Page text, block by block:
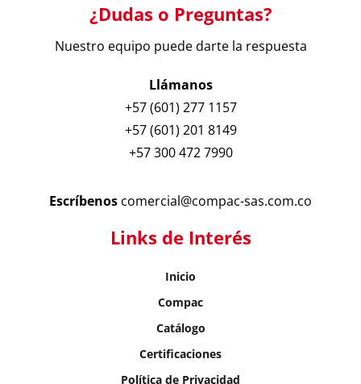
¿Dudas o Preguntas?
Nuestro equipo puede darte la respuesta
Llámanos
+57 (601) 277 1157
+57 (601) 201 8149
+57 300 472 7990
Escríbenos comercial@compac-sas.com.co
Links de Interés
Inicio
Compac
Catálogo
Certificaciones
Política de Privacidad